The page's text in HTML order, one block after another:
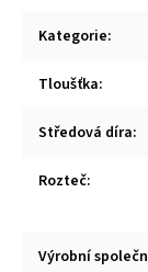
Kategorie:
Tloušťka:
Středová díra:
Rozteč:
Výrobní